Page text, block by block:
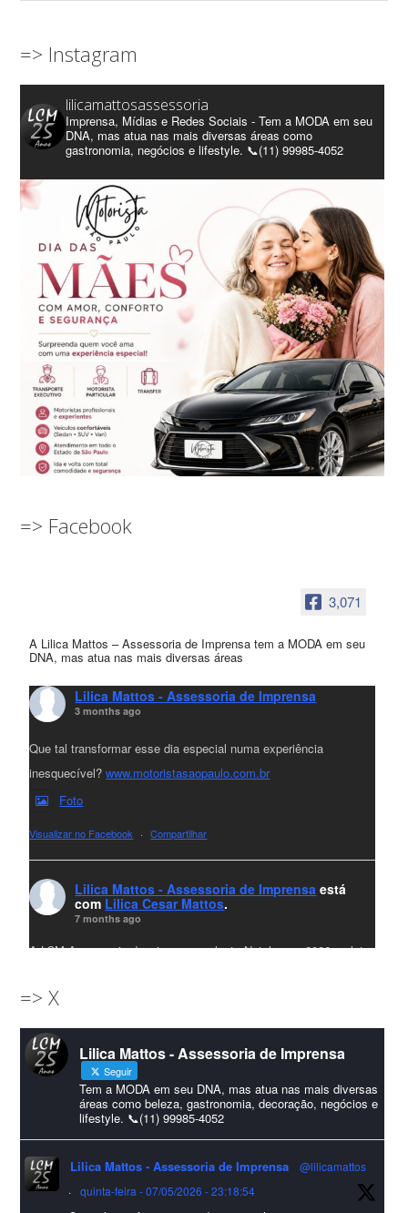
=> Instagram
lilicamattosassessoria
Imprensa, Mídias e Redes Sociais - Tem a MODA em seu
DNA, mas atua nas mais diversas áreas como
gastronomia, negócios e lifestyle. 📞(11) 99985-4052
=> Facebook
3,071
A Lilica Mattos – Assessoria de Imprensa tem a MODA em seu
DNA, mas atua nas mais diversas áreas
Lilica Mattos - Assessoria de Imprensa
3 months ago
Que tal transformar esse dia especial numa experiência
inesquecível?www.motoristasaopaulo.com.br
Foto
Visualizar no Facebook · Compartilhar
Lilica Mattos - Assessoria de Imprensa está
com Lilica Cesar Mattos.
7 months ago
A LCM Assessoria deseja um excelente Natal e um 2026 repleto
amigos que sempre nos acompanham!🎄✨🥂❤️
#lcmassessoriassessoria#natal #merrychristmas #felizanonovo
#HappyNewYear
Foto
Visualizar no Facebook · Compartilhar
Lilica Mattos - Assessoria de Imprensa
9 months ago
=> X
Lilica Mattos - Assessoria de Imprensa
Seguir
Tem a MODA em seu DNA, mas atua nas mais diversas
áreas como beleza, gastronomia, decoração, negócios e
lifestyle. 📞(11) 99985-4052
Lilica Mattos - Assessoria de Imprensa
@lilicamattos
·
quinta-feira - 07/05/2026 - 23:18:54